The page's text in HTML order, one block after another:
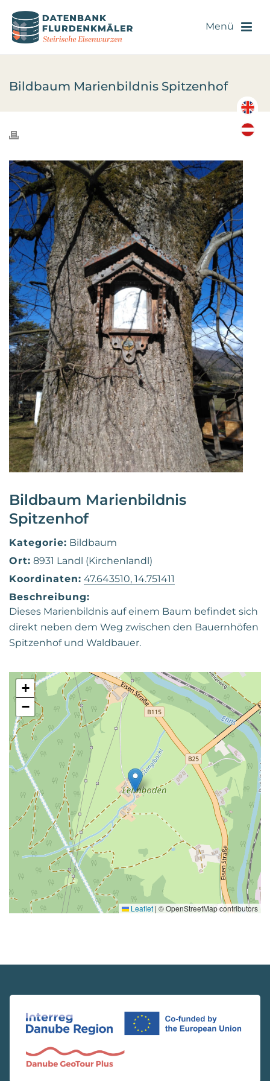
Bildbaum Marienbildnis Spitzenhof
Bildbaum Marienbildnis
Spitzenhof
Kategorie: Bildbaum
Ort: 8931 Landl (Kirchenlandl)
Koordinaten: 47.643510, 14.751411
Beschreibung:
Dieses Marienbildnis auf einem Baum befindet sich
direkt neben dem Weg zwischen den Bauernhöfen
Spitzenhof und Waldbauer.
+
−
Leaflet | © OpenStreetMap contributors